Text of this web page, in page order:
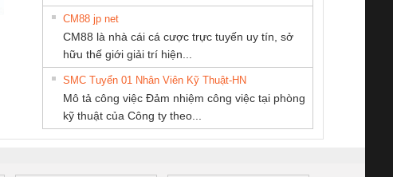
Bộ giám sát chuỗi
tấm pin
TRANSCLINIC 16I+
1K5 H (2502520000)
Bộ chỉnh lưu nguồn
điện TRANSCLINIC
BKE 1K5.4
(7791400879)2. Giá
Nẹp nhôm chống
trơn Đà Nẵng
CÔNG TY CỔ
PHẦN TỰ ĐỘNG
TIẾN HƯNG
company LTD
KỸ THUẬT KTECH
CM88 jp net
CM88 là nhà cái cá cược trực tuyến uy tín, sở
hữu thế giới giải trí hiện...
SMC Tuyển 01 Nhân Viên Kỹ Thuật-HN
Mô tả công việc Đảm nhiệm công việc tại phòng
kỹ thuật của Công ty theo...